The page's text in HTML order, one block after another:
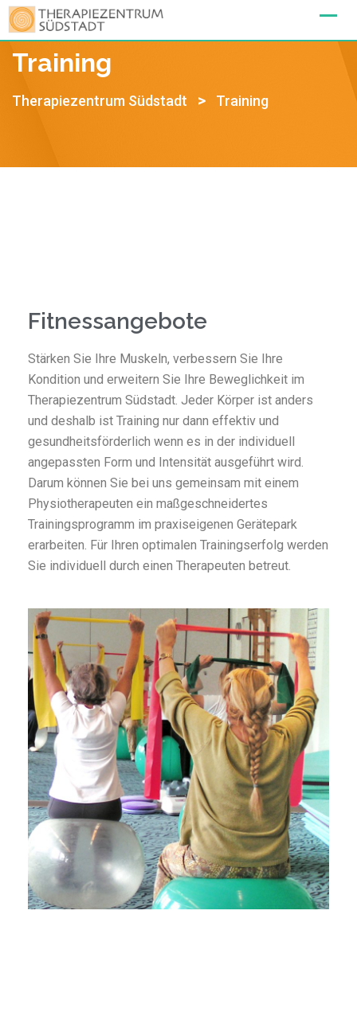
Training
Therapiezentrum Südstadt > Training
Fitnessangebote
Stärken Sie Ihre Muskeln, verbessern Sie Ihre
Kondition und erweitern Sie Ihre Beweglichkeit im
Therapiezentrum Südstadt. Jeder Körper ist anders
und deshalb ist Training nur dann effektiv und
gesundheitsförderlich wenn es in der individuell
angepassten Form und Intensität ausgeführt wird.
Darum können Sie bei uns gemeinsam mit einem
Physiotherapeuten ein maßgeschneidertes
Trainingsprogramm im praxiseigenen Gerätepark
erarbeiten. Für Ihren optimalen Trainingserfolg werden
Sie individuell durch einen Therapeuten betreut.